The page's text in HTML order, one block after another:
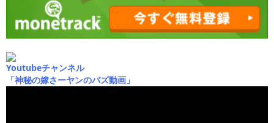
Youtubeチャンネル
「神秘の嫁さーヤンのバズ動画」